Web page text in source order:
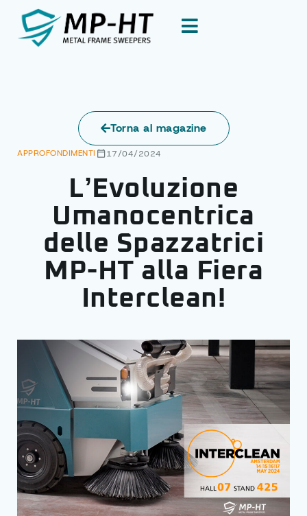
Torna al magazine
APPROFONDIMENTI 17/04/2024
L’Evoluzione
Umanocentrica
delle Spazzatrici
MP-HT alla Fiera
Interclean!